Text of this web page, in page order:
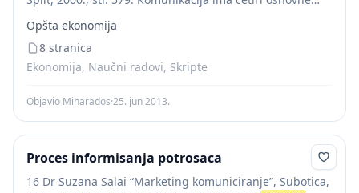
motiviranje, emocionalno izražavanje i informiranje.
(Slika 4.) Nijedna...
Opšta ekonomija
8 stranica
Ekonomija, Naučni radovi, Skripte
Objavio Minarados·25. jun 2013.
Proces informisanja potrosaca
16 Dr Suzana Salai “Marketing komuniciranje”, Subotica,